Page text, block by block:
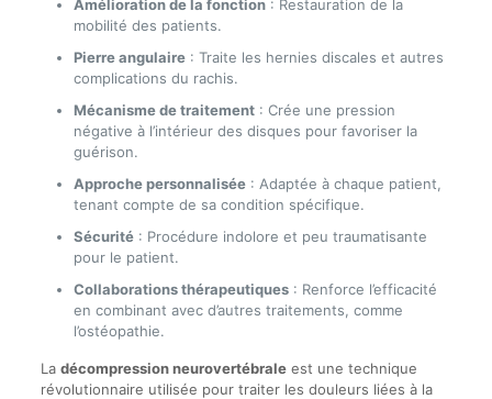
Amélioration de la fonction: Restauration de la
mobilité des patients.
Pierre angulaire: Traite les hernies discales et autres
complications du rachis.
Mécanisme de traitement: Crée une pression
négative à l’intérieur des disques pour favoriser la
guérison.
Approche personnalisée: Adaptée à chaque patient,
tenant compte de sa condition spécifique.
Sécurité: Procédure indolore et peu traumatisante
pour le patient.
Collaborations thérapeutiques: Renforce l’efficacité
en combinant avec d’autres traitements, comme
l’ostéopathie.
La décompression neurovertébraleest une technique
révolutionnaire utilisée pour traiter les douleurs liées à la